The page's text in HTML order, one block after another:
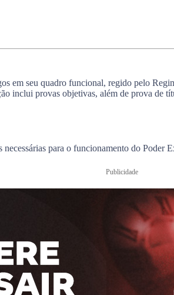
em seu quadro funcional, regido pelo
inclui provas objetivas, além de prova de
para o funcionamento do
Publicidade